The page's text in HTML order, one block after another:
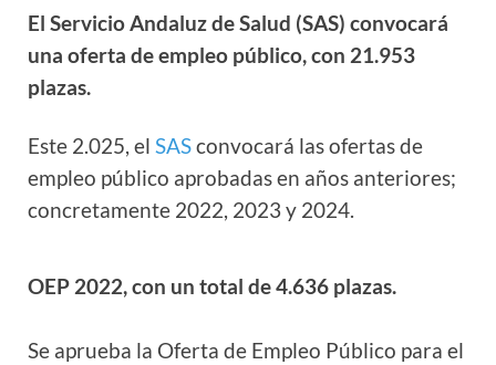
El Servicio Andaluz de Salud (SAS) convocará
una oferta de empleo público, con 21.953
plazas.
Este 2.025, el SASconvocará las ofertas de
empleo público aprobadas en años anteriores;
concretamente 2022, 2023 y 2024.
OEP 2022, con un total de 4.636 plazas.
Se aprueba la Oferta de Empleo Público para el